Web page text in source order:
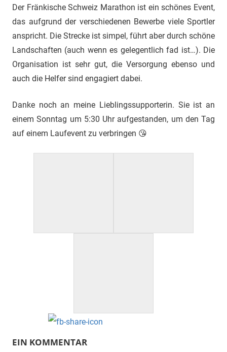
Der Fränkische Schweiz Marathon ist ein schönes Event,
das aufgrund der verschiedenen Bewerbe viele Sportler
anspricht. Die Strecke ist simpel, führt aber durch schöne
Landschaften (auch wenn es gelegentlich fad ist…). Die
Organisation ist sehr gut, die Versorgung ebenso und
auch die Helfer sind engagiert dabei.
Danke noch an meine Lieblingssupporterin. Sie ist an
einem Sonntag um 5:30 Uhr aufgestanden, um den Tag
auf einem Laufevent zu verbringen 😘
EIN KOMMENTAR